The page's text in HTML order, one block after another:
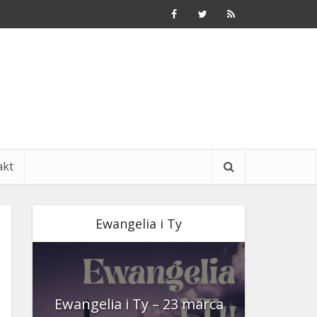
Ewangelia i Ty
Ewangelia i Ty – 23 marca